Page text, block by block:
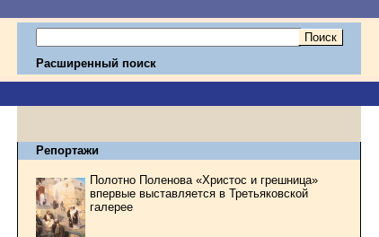
Расширенный поиск
Репортажи
Полотно Поленова «Христос и грешница»
впервые выставляется в Третьяковской
галерее